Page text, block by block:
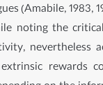
(Amabile, 1983,
noting the
nevertheless
rewards